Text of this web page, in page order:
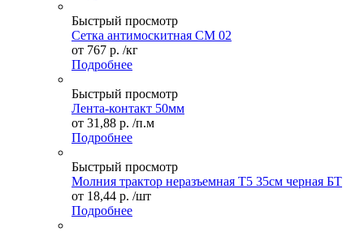
Быстрый просмотр
Сетка антимоскитная СМ 02
от 767 р. /кг
Подробнее
Быстрый просмотр
Лента-контакт 50мм
от 31,88 р. /п.м
Подробнее
Быстрый просмотр
Молния трактор неразъемная Т5 35см черная БТ
от 18,44 р. /шт
Подробнее